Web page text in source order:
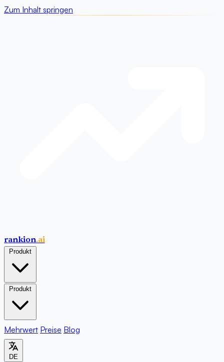
Zum Inhalt springen
rankion.ai
Produkt
Produkt
Mehrwert Preise Blog
DE